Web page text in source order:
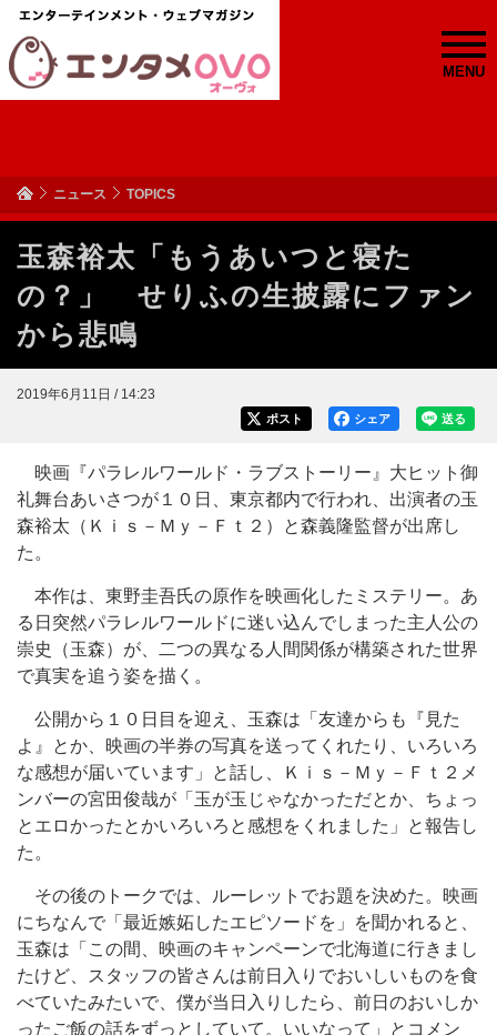
MENU
ニュース TOPICS
玉森裕太「もうあいつと寝た
の？」 せりふの生披露にファン
から悲鳴
2019年6月11日 / 14:23
送る
シェア
ポスト
映画『パラレルワールド・ラブストーリー』大ヒット御
礼舞台あいさつが１０日、東京都内で行われ、出演者の玉
森裕太（Ｋｉｓ－Ｍｙ－Ｆｔ２）と森義隆監督が出席し
た。
本作は、東野圭吾氏の原作を映画化したミステリー。あ
る日突然パラレルワールドに迷い込んでしまった主人公の
崇史（玉森）が、二つの異なる人間関係が構築された世界
で真実を追う姿を描く。
公開から１０日目を迎え、玉森は「友達からも『見た
よ』とか、映画の半券の写真を送ってくれたり、いろいろ
な感想が届いています」と話し、Ｋｉｓ－Ｍｙ－Ｆｔ２メ
ンバーの宮田俊哉が「玉が玉じゃなかっただとか、ちょっ
とエロかったとかいろいろと感想をくれました」と報告し
た。
その後のトークでは、ルーレットでお題を決めた。映画
にちなんで「最近嫉妬したエピソードを」を聞かれると、
玉森は「この間、映画のキャンペーンで北海道に行きまし
たけど、スタッフの皆さんは前日入りでおいしいものを食
べていたみたいで、僕が当日入りしたら、前日のおいしか
ったご飯の話をずっとしていて。いいなって」とコメン